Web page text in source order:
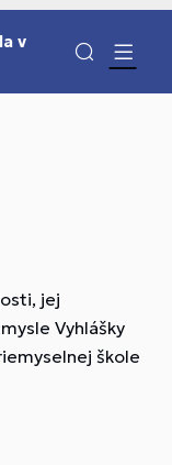
v
jej
Vyhlášky
škole